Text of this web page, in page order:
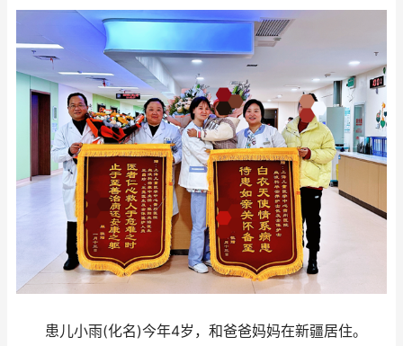
患儿小雨(化名)今年4岁，和爸爸妈妈在新疆居住。